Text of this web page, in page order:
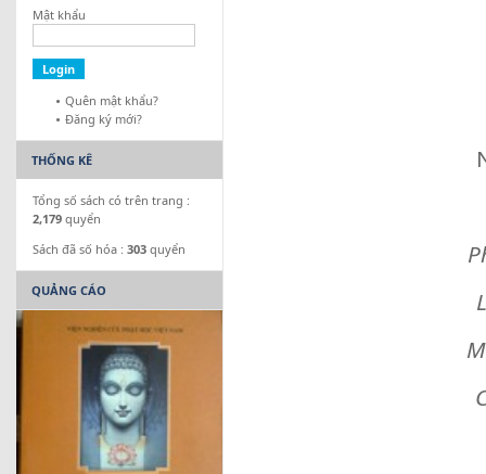
Mật khẩu
Quên mật khẩu?
Đăng ký mới?
THỐNG KÊ
Tổng số sách có trên trang :
2,179 quyển
Sách đã số hóa : 303 quyển
QUẢNG CÁO